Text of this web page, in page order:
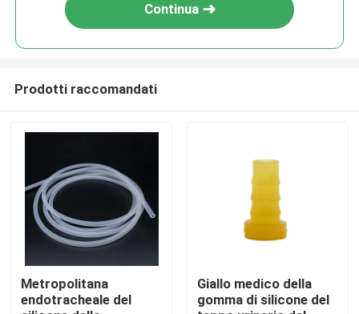
Casa
Continua
Prodotti raccomandati
Metropolitana
endotracheale del
Giallo medico della
gomma di silicone del